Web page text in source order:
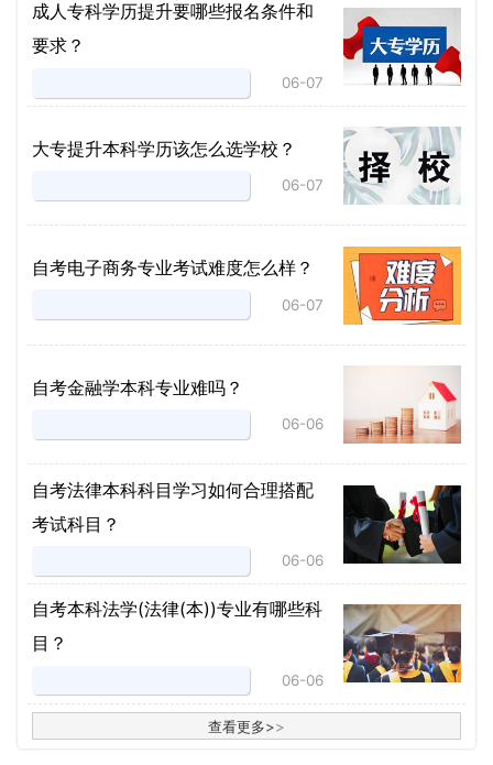
成人专科学历提升要哪些报名条件和
要求？
06-07
大专提升本科学历该怎么选学校？
06-07
自考电子商务专业考试难度怎么样？
06-07
自考金融学本科专业难吗？
06-06
自考法律本科科目学习如何合理搭配
考试科目？
06-06
​自考本科法学(法律(本))专业有哪些科
目？
06-06
查看更多>>